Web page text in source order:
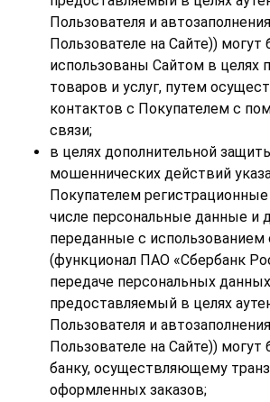
Пользователя и
Пользователе на Сайте)) могут
использованы Сайтом в целях
товаров и услуг, путем
контактов с Покупателем с
связи;
в целях дополнительной
мошеннических действий
Покупателем
числе персональные данные и
переданные с использованием
(функционал ПАО «Сбербанк
передаче персональных
предоставляемый в целях
Пользователя и
Пользователе на Сайте))
банку, осуществляющему
оформленных заказов;